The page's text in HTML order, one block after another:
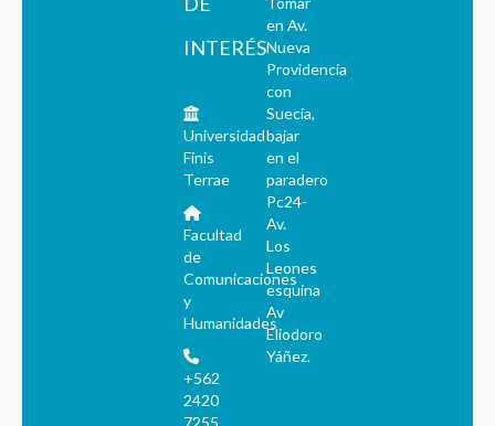
INTERÉS
Universidad
Finis
Terrae
Facultad
de
Comunicaciones
y
Humanidades
+562
2420
7255
en Av.
Nueva
Providencia
con
Suecia,
bajar
en el
paradero
Pc24-
Av.
Los
Leones
esquina
Av
Eliodoro
Yáñez.